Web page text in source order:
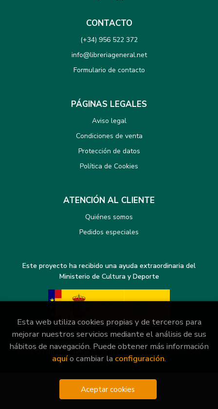
CONTACTO
(+34) 956 522 372
info@libreriageneral.net
Formulario de contacto
PÁGINAS LEGALES
Aviso legal
Condiciones de venta
Protección de datos
Política de Cookies
ATENCIÓN AL CLIENTE
Quiénes somos
Pedidos especiales
Este proyecto ha recibido una ayuda extraordinaria del
Ministerio de Cultura y Deporte
2026 ©Librería General . Todos los Derechos Reservados
|Grupo Trevenque
Esta web utiliza cookies propias y de terceros para
mejorar nuestros servicios mediante el análisis de sus
hábitos de navegación. Puede obtener más información
aquío cambiar la configuración.
Aceptar cookies